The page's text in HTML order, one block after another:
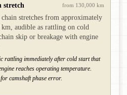
stretch from 130,000 km
stretches from approximately
audible as rattling on cold
skip or breakage with engine
rattling immediately after cold start that
reaches operating temperature.
camshaft phase error.